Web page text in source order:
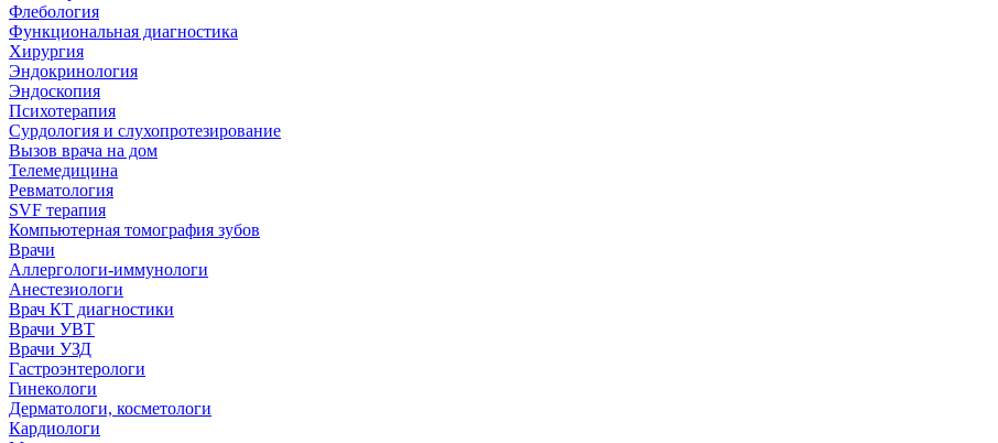
Флебология
Функциональная диагностика
Хирургия
Эндокринология
Эндоскопия
Психотерапия
Сурдология и слухопротезирование
Вызов врача на дом
Телемедицина
Ревматология
SVF терапия
Компьютерная томография зубов
Врачи
Аллергологи-иммунологи
Анестезиологи
Врач КТ диагностики
Врачи УВТ
Врачи УЗД
Гастроэнтерологи
Гинекологи
Дерматологи, косметологи
Кардиологи